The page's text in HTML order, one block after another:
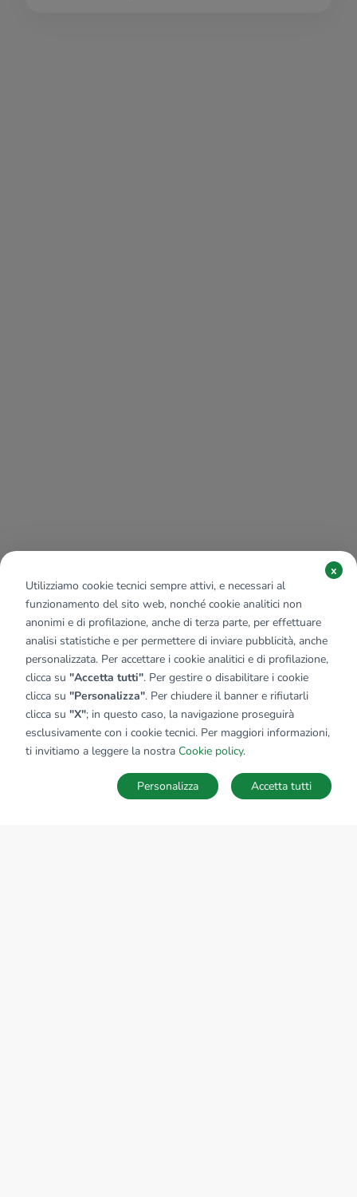
SALVA RICERCA
Utilizziamo cookie tecnici sempre attivi, e necessari al
funzionamento del sito web, nonché cookie analitici non
anonimi e di profilazione, anche di terza parte, per effettuare
analisi statistiche e per permettere di inviare pubblicità, anche
personalizzata. Per accettare i cookie analitici e di profilazione,
clicca su "Accetta tutti". Per gestire o disabilitare i cookie
clicca su "Personalizza". Per chiudere il banner e rifiutarli
clicca su "X"; in questo caso, la navigazione proseguirà
esclusivamente con i cookie tecnici. Per maggiori informazioni,
ti invitiamo a leggere la nostra Cookie policy.
x
Accetta tutti
Personalizza